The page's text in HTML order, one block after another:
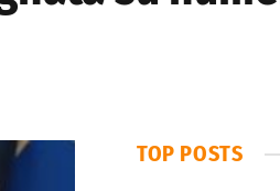
TOP POSTS